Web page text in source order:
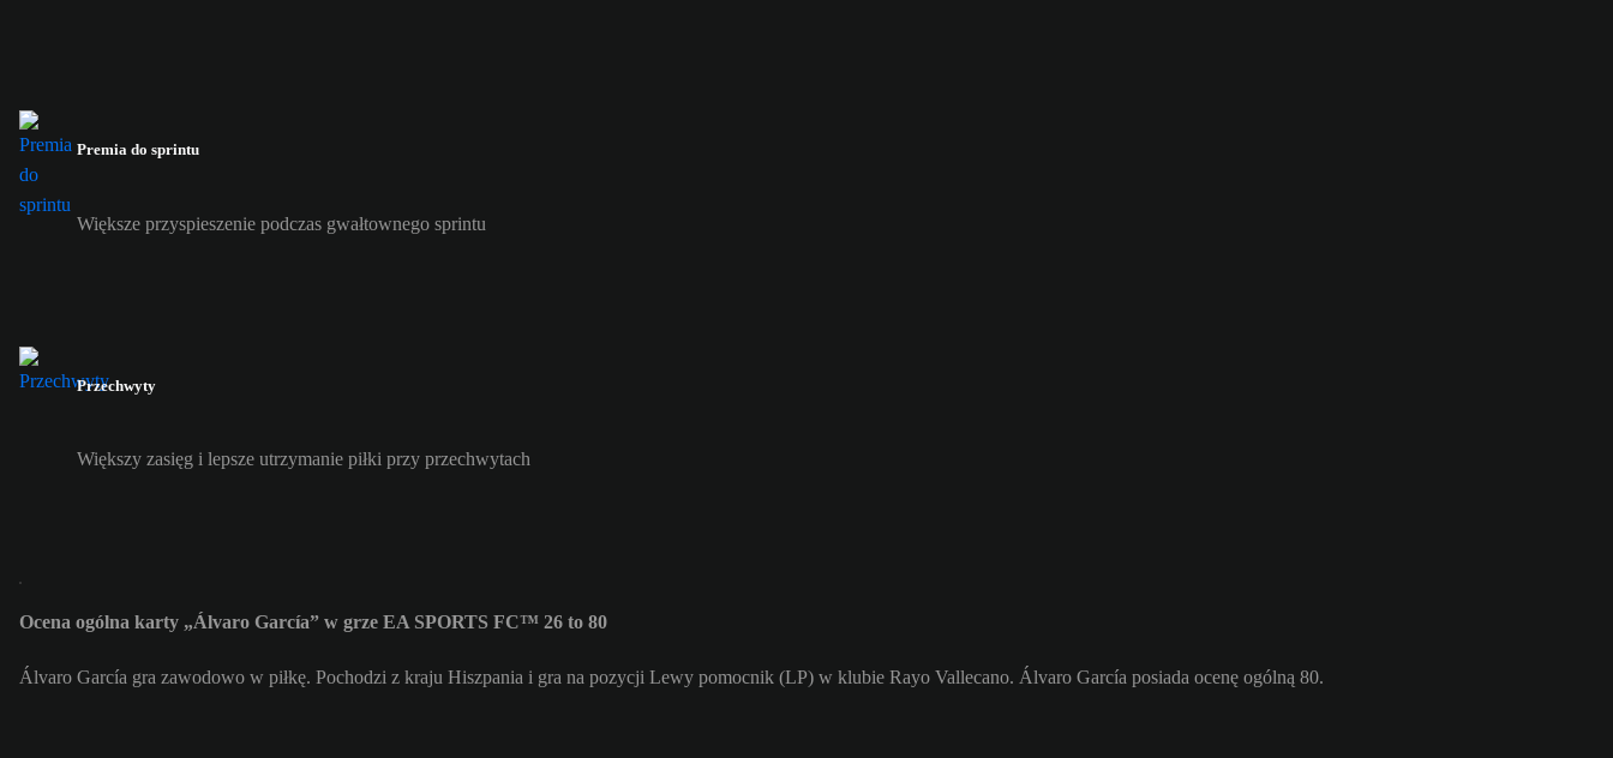
Premia do sprintu
Większe przyspieszenie podczas gwałtownego sprintu
Przechwyty
Większy zasięg i lepsze utrzymanie piłki przy przechwytach
Ocena ogólna karty „Álvaro García” w grze EA SPORTS FC™ 26 to 80
Álvaro García gra zawodowo w piłkę. Pochodzi z kraju Hiszpania i gra na pozycji Lewy pomocnik (LP) w klubie Rayo Vallecano. Álvaro García posiada ocenę ogólną 80.